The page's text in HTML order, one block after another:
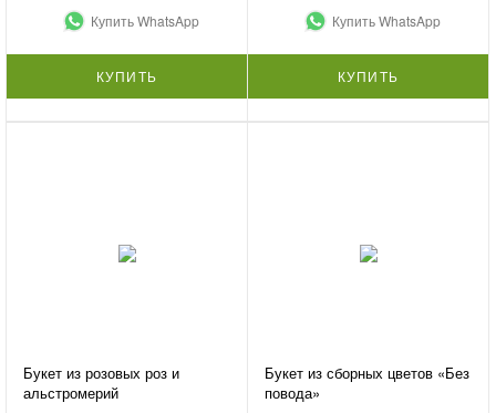
Купить WhatsApp
КУПИТЬ
Купить WhatsApp
КУПИТЬ
Букет из розовых роз и
альстромерий
Букет из сборных цветов «Без
повода»